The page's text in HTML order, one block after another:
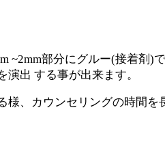
~2mm部分にグルー(接着剤)
出 する事が出来ます。
、カウンセリングの時間を